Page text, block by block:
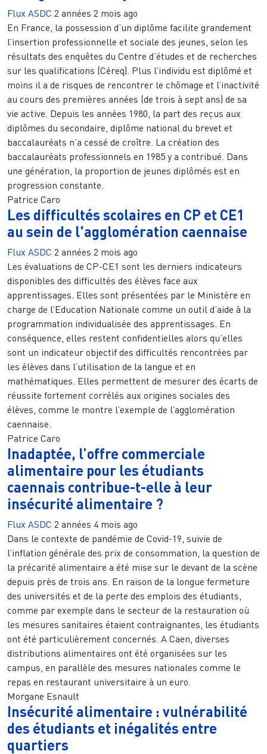
Flux ASDC 2 années 2 mois ago
En France, la possession d’un diplôme facilite grandement
l’insertion professionnelle et sociale des jeunes, selon les
résultats des enquêtes du Centre d’études et de recherches
sur les qualifications (Céreq). Plus l’individu est diplômé et
moins il a de risques de rencontrer le chômage et l’inactivité
au cours des premières années (de trois à sept ans) de sa
vie active. Depuis les années 1980, la part des reçus aux
diplômes du secondaire, diplôme national du brevet et
baccalauréats n’a cessé de croître. La création des
baccalauréats professionnels en 1985 y a contribué. Dans
une génération, la proportion de jeunes diplômés est en
progression constante.
Patrice Caro
Les difficultés scolaires en CP et CE1
au sein de l'agglomération caennaise
Flux ASDC 2 années 2 mois ago
Les évaluations de CP-CE1 sont les derniers indicateurs
disponibles des difficultés des élèves face aux
apprentissages. Elles sont présentées par le Ministère en
charge de l’Education Nationale comme un outil d’aide à la
programmation individualisée des apprentissages. En
conséquence, elles restent confidentielles alors qu’elles
sont un indicateur objectif des difficultés rencontrées par
les élèves dans l’utilisation de la langue et en
mathématiques. Elles permettent de mesurer des écarts de
réussite fortement corrélés aux origines sociales des
élèves, comme le montre l’exemple de l’agglomération
caennaise.
Patrice Caro
Inadaptée, l’offre commerciale
alimentaire pour les étudiants
caennais contribue-t-elle à leur
insécurité alimentaire ?
Flux ASDC 2 années 4 mois ago
Dans le contexte de pandémie de Covid-19, suivie de
l’inflation générale des prix de consommation, la question de
la précarité alimentaire a été mise sur le devant de la scène
depuis près de trois ans. En raison de la longue fermeture
des universités et de la perte des emplois des étudiants,
comme par exemple dans le secteur de la restauration où
les mesures sanitaires étaient contraignantes, les étudiants
ont été particulièrement concernés. A Caen, diverses
distributions alimentaires ont été organisées sur les
campus, en parallèle des mesures nationales comme le
repas en restaurant universitaire à un euro.
Morgane Esnault
Insécurité alimentaire : vulnérabilité
des étudiants et inégalités entre
quartiers